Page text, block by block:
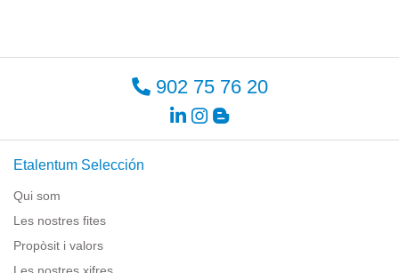
902 75 76 20
Etalentum Selección
Qui som
Les nostres fites
Propòsit i valors
Les nostres xifres